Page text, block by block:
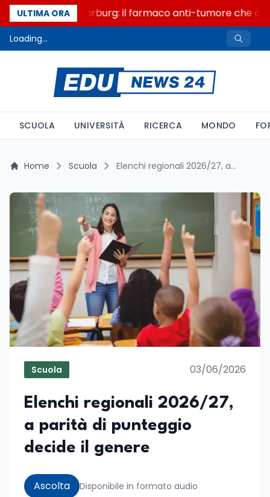
ULTIMA ORA
Un secolo di Warburg: il farmaco anti-tumore che
Loading...
SCUOLA UNIVERSITÀ RICERCA MONDO
Home Scuola Elenchi regionali 2026/27, a parità di punteggio decide il genere
Scuola 03/06/2026
Elenchi regionali 2026/27,
a parità di punteggio
decide il genere
Ascolta Disponibile in formato audio